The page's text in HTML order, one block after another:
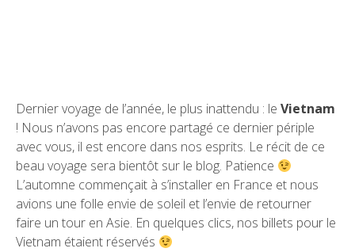
Dernier voyage de l’année, le plus inattendu : le Vietnam
! Nous n’avons pas encore partagé ce dernier périple
avec vous, il est encore dans nos esprits. Le récit de ce
beau voyage sera bientôt sur le blog. Patience
L’automne commençait à s’installer en France et nous
avions une folle envie de soleil et l’envie de retourner
faire un tour en Asie. En quelques clics, nos billets pour le
Vietnam étaient réservés